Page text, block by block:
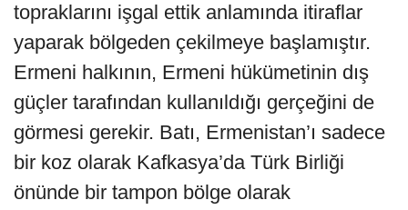
topraklarını işgal ettik anlamında itiraflar
yaparak bölgeden çekilmeye başlamıştır.
Ermeni halkının, Ermeni hükümetinin dış
güçler tarafından kullanıldığı gerçeğini de
görmesi gerekir. Batı, Ermenistan’ı sadece
bir koz olarak Kafkasya’da Türk Birliği
önünde bir tampon bölge olarak